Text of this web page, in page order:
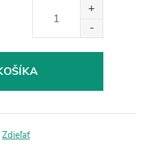
Zdieľať